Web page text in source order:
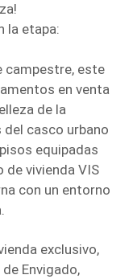
la etapa:
campestre, este
en venta
de la
casco urbano
equipadas
de vivienda VIS
con un entorno
exclusivo,
Envigado,